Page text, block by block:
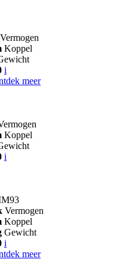
Vermogen
Koppel
i
meer
Koppel
i
Vermogen
Koppel
Gewicht
i
meer